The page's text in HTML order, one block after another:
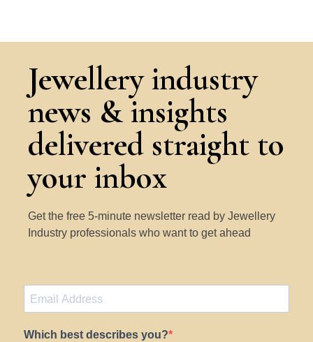
Jewellery industry
news & insights
delivered straight to
your inbox
Get the free 5-minute newsletter read by Jewellery
Industry professionals who want to get ahead
Which best describes you?